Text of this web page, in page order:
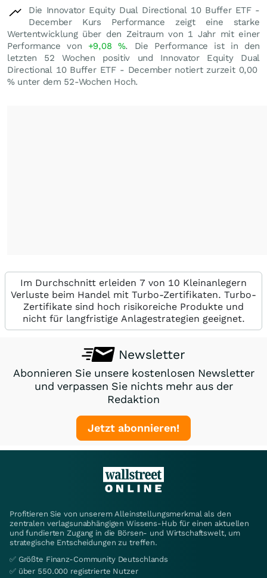
Die Innovator Equity Dual Directional 10 Buffer ETF -
December Kurs Performance zeigt eine starke
Wertentwicklung über den Zeitraum von 1 Jahr mit einer
Performance von +9,08 %. Die Performance ist in den
letzten 52 Wochen positiv und Innovator Equity Dual
Directional 10 Buffer ETF - December notiert zurzeit 0,00
%unter dem 52-Wochen Hoch.
Im Durchschnitt erleiden 7 von 10 Kleinanlegern
Verluste beim Handel mit Turbo-Zertifikaten. Turbo-
Zertifikate sind hoch risikoreiche Produkte und
nicht für langfristige Anlagestrategien geeignet.
Newsletter
Abonnieren Sie unsere kostenlosen Newsletter
und verpassen Sie nichts mehr aus der
Redaktion
Jetzt abonnieren!
Profitieren Sie von unserem Alleinstellungsmerkmal als den
zentralen verlagsunabhängigen Wissens-Hub für einen aktuellen
und fundierten Zugang in die Börsen- und Wirtschaftswelt, um
strategische Entscheidungen zu treffen.
✅ Größte Finanz-Community Deutschlands
✅ über 550.000 registrierte Nutzer